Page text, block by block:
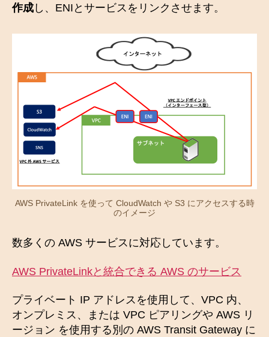
作成 し、ENIとサービスをリンクさせます。
AWS PrivateLink を使って CloudWatch や S3 にアクセスする時
のイメージ
数多くの AWS サービスに対応しています。
AWS PrivateLinkと統合できる AWS のサービス
プライベート IP アドレスを使用して、VPC 内、
オンプレミス、または VPC ピアリングや AWS リ
ージョン を使用する別の AWS Transit Gateway に